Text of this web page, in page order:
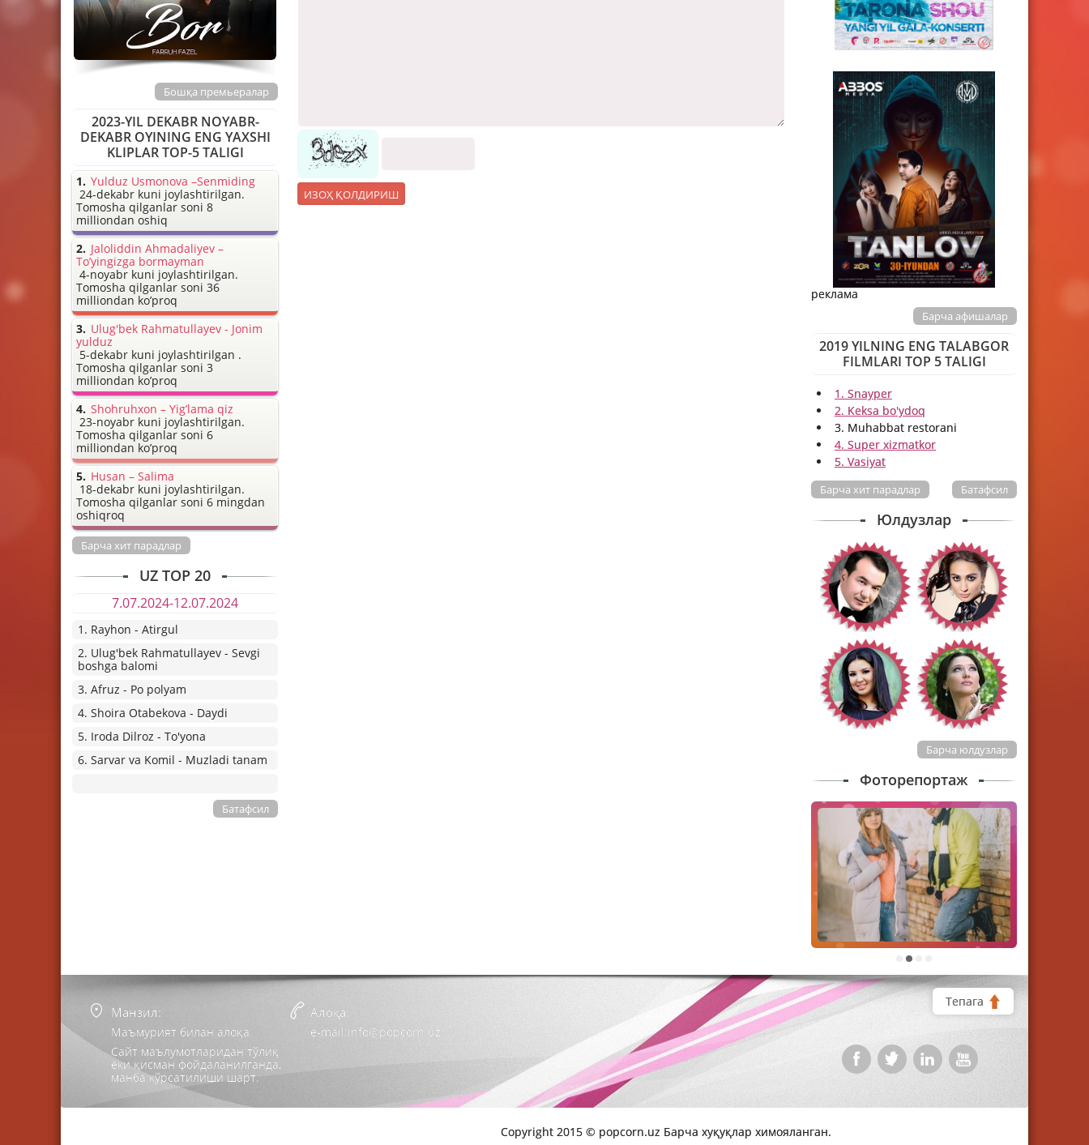
реклама
Барча афишалар
2019 YILNING ENG TALABGOR
FILMLARI TOP 5 TALIGI
1. Snayper
2. Keksa bo'ydoq
3. Muhabbat restorani
4. Super xizmatkor
5. Vasiyat
Батафсил
Барча хит парадлар
Юлдузлар
Барча юлдузлар
Фоторепортаж
2
Бошқа премьералар
2023-YIL DEKABR NOYABR-
DEKABR OYINING ENG YAXSHI
KLIPLAR TOP-5 TALIGI
Yulduz Usmonova –Senmiding
24-dekabr kuni joylashtirilgan.
Tomosha qilganlar soni 8
milliondan oshiq
Jaloliddin Ahmadaliyev –
To’yingizga bormayman
4-noyabr kuni joylashtirilgan.
Tomosha qilganlar soni 36
milliondan ko’proq
Ulug'bek Rahmatullayev - Jonim
yulduz
5-dekabr kuni joylashtirilgan .
Tomosha qilganlar soni 3
milliondan ko’proq
Shohruhxon – Yig’lama qiz
23-noyabr kuni joylashtirilgan.
Tomosha qilganlar soni 6
milliondan ko’proq
Husan – Salima
18-dekabr kuni joylashtirilgan.
Tomosha qilganlar soni 6 mingdan
oshiqroq
Барча хит парадлар
UZ TOP 20
7.07.2024-12.07.2024
1. Rayhon - Atirgul
2. Ulug'bek Rahmatullayev - Sevgi
boshga balomi
3. Afruz - Po polyam
4. Shoira Otabekova - Daydi
5. Iroda Dilroz - To'yona
6. Sarvar va Komil - Muzladi tanam
Батафсил
Манзил:
Маъмурият билан алоқа
Сайт маълумотларидан тўлиқ
ёки қисман фойдаланилганда,
манба кўрсатилиши шарт.
Алоқа:
e-mail:info@popcorn.uz
Тепага
Copyright 2015 © popcorn.uz Барча хуқуқлар химояланган.